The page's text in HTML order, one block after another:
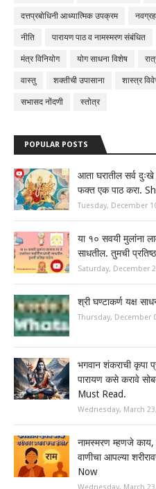
दत्तप्रबोधिनी आध्यात्मिक उपक्रम
नीति पारायण पाठ व नामस्मरण संबंधित
मंत्र विनियोग योग साधना विशेष
वास्तु शक्तीची उपासाना शास्त्र
सभासद नोंदणी स्तोत्र
POPULAR POSTS
आता घरातील सर्व दुःखे
फक्त एक पाठ करा.
Tuesday, December
या १० सवयी मुलांना
साधतील. तुमची
Saturday, December
श्री घण्टाकर्ण यक्ष
Thursday, December
भगवान शंकराची कृपा
पारायण कसे करावे
Must Read.
Wednesday, March
नामस्मरण म्हणजे
वाणीचा आपल्या
Now
Wednesday, March